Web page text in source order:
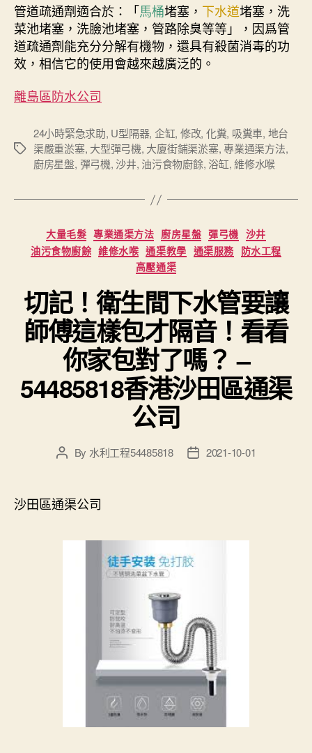
管道疏通劑適合於：「馬桶堵塞， 下水道堵塞，洗
菜池堵塞，洗臉池堵塞，管路除臭等等」，因爲管
道疏通劑能充分分解有機物，還具有殺菌消毒的功
效，相信它的使用會越來越廣泛的。
離島區防水公司
Tags
24小時緊急求助, U型隔器, 企缸, 修改, 化糞, 吸糞車, 地台
渠嚴重淤塞, 大型彈弓機, 大廈街鋪渠淤塞,專業通渠方法,
廚房星盤, 彈弓機,沙井, 油污食物廚餘, 浴缸,維修水喉
Categories
大量毛髮 專業通渠方法 廚房星盤 彈弓機 沙井
油污食物廚餘 維修水喉 通渠教學 通渠服務 防水工程
高壓通渠
切記！衛生間下水管要讓
師傅這樣包才隔音！看看
你家包對了嗎？ –
54485818香港沙田區通渠
公司
PostBy 水利工程54485818
Post2021-10-01
沙田區通渠公司